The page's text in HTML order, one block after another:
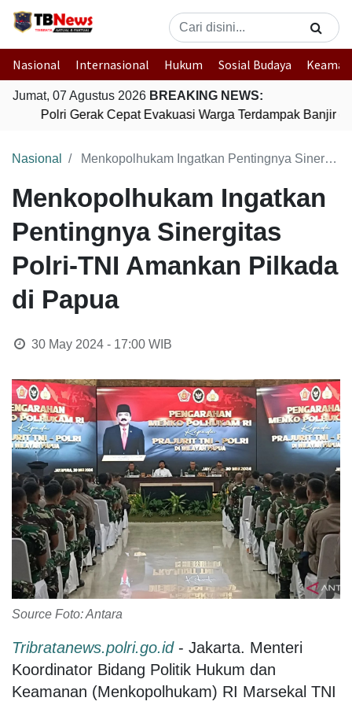
Nasional Internasional Hukum Sosial Budaya
Jumat, 07 Agustus 2026 BREAKING NEWS:
Polri Gerak Cepat Evakuasi Warga Terdampak Banjir di
Nasional Menkopolhukam Ingatkan Pentingnya Sinergitas Polri-TNI Amankan Pilkada di Papua
Menkopolhukam Ingatkan
Pentingnya Sinergitas
Polri-TNI Amankan Pilkada
di Papua
30 May 2024 - 17:00WIB
Source Foto: Antara
Tribratanews.polri.go.id - Jakarta. Menteri
Koordinator Bidang Politik Hukum dan
Keamanan (Menkopolhukam) RI Marsekal TNI